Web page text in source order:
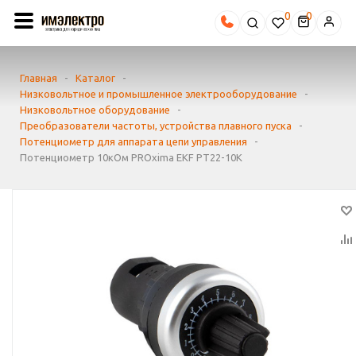
0
Главная - Каталог
-
Низковольтное и промышленное электрооборудование
-
Низковольтное оборудование
-
Преобразователи частоты, устройства плавного пуска
-
Потенциометр для аппарата цепи управления
-
Потенциометр 10кОм PROxima EKF PT22-10K